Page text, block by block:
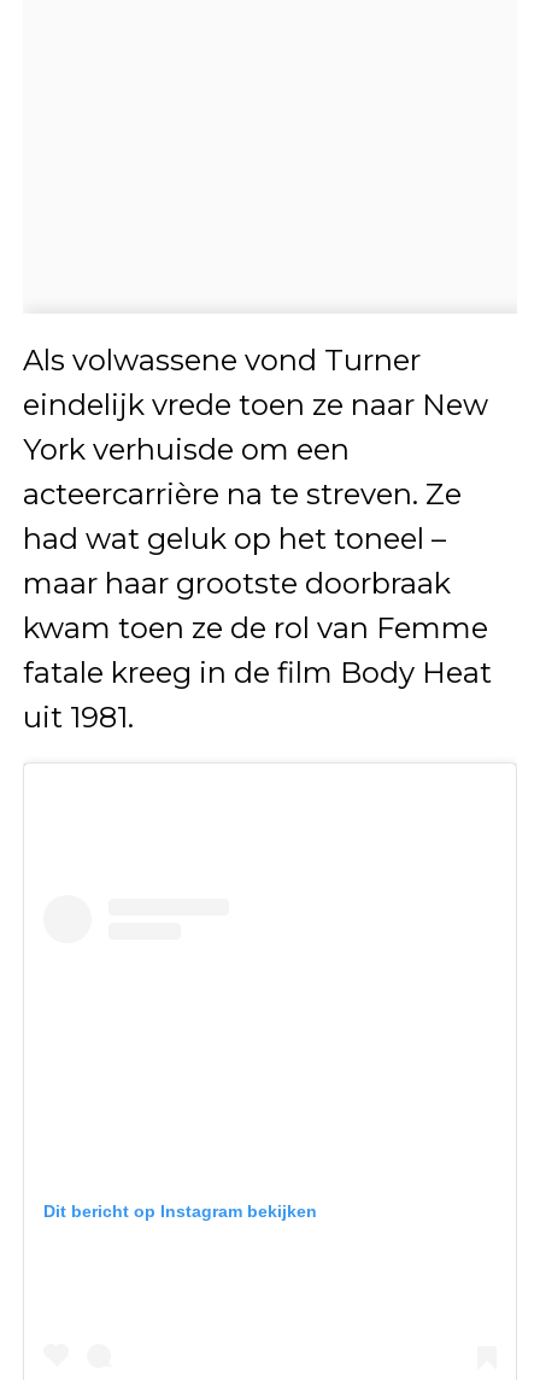
Als volwassene vond Turner
eindelijk vrede toen ze naar New
York verhuisde om een
acteercarrière na te streven. Ze
had wat geluk op het toneel –
maar haar grootste doorbraak
kwam toen ze de rol van Femme
fatale kreeg in de film Body Heat
uit 1981.
Dit bericht op Instagram bekijken